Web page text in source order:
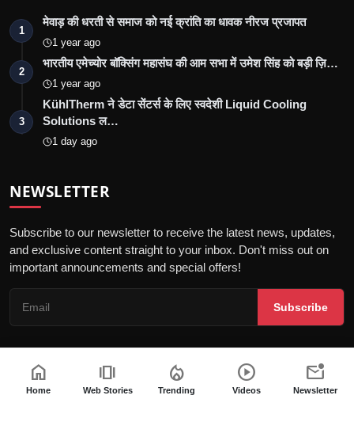
1
मेवाड़ की धरती से समाज को नई क्रांति का धावक नीरज प्रजापत
1 year ago
2
भारतीय एमेच्योर बॉक्सिंग महासंघ की आम सभा में उमेश सिंह को बड़ी ज़ि…
1 year ago
3
KühlTherm ने डेटा सेंटर्स के लिए स्वदेशी Liquid Cooling
Solutions ल…
1 day ago
NEWSLETTER
Subscribe to our newsletter to receive the latest news, updates,
and exclusive content straight to your inbox. Don't miss out on
important announcements and special offers!
Subscribe
© 2026 Jalore Live - All Rights Reserved.
home
Home
amp_stories
Web Stories
local_fire_department
Trending
play_circle
Videos
mark_email_unread
Newsletter